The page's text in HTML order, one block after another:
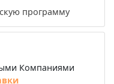
программу
Компаниями